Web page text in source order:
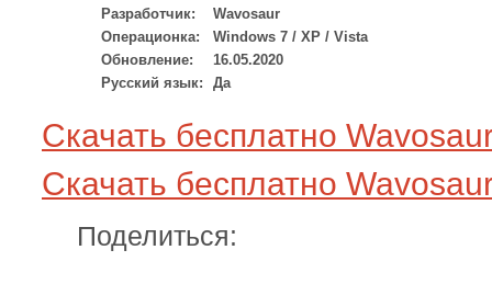
Разработчик:
Wavosaur
Операционка:
Windows 7 / XP / Vista
Обновление:
16.05.2020
Русский язык:
Да
Скачать бесплатно
Скачать бесплатно
Поделиться: